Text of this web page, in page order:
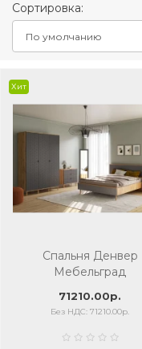
Сортировка:
Хит
Спальня Денвер
Мебельград
71210.00р.
Без НДС: 71210.00р.